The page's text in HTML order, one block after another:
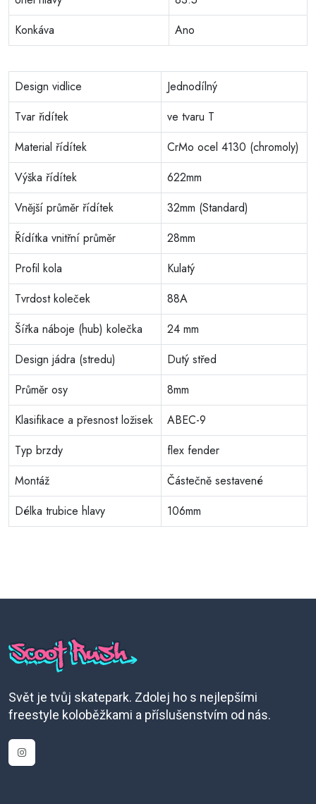
Konkáva
Ano
Design vidlice
Jednodílný
Tvar řidítek
ve tvaru T
Material řídítek
CrMo ocel 4130 (chromoly)
Výška řídítek
622mm
Vnější průměr řídítek
32mm (Standard)
Řídítka vnitřní průměr
28mm
Profil kola
Kulatý
Tvrdost koleček
88A
Šířka náboje (hub) kolečka
24 mm
Design jádra (stredu)
Dutý střed
Průměr osy
8mm
Klasifikace a přesnost ložisek
ABEC-9
Typ brzdy
flex fender
Montáž
Částečně sestavené
Délka trubice hlavy
106mm
Svět je tvůj skatepark. Zdolej ho s nejlepšími
freestyle koloběžkami a příslušenstvím od nás.